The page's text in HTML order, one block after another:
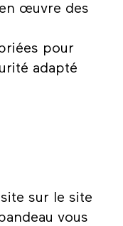
œuvre des
pour
adapté
sur le site
vous